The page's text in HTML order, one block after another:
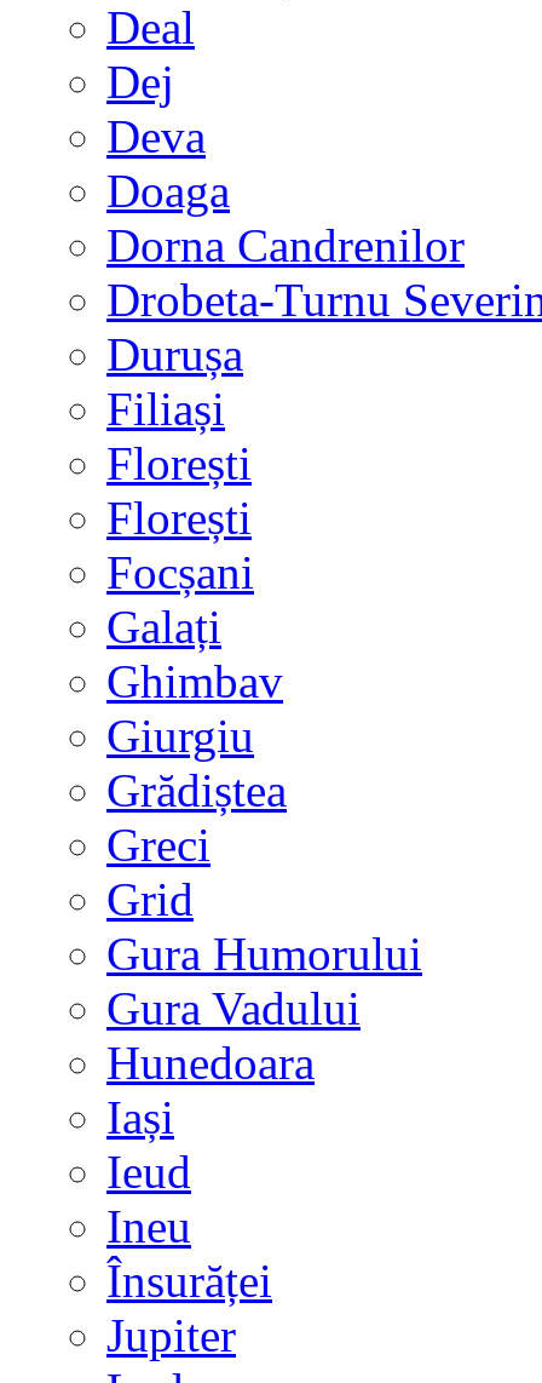
Deal
Dej
Deva
Doaga
Dorna Candrenilor
Drobeta-Turnu
Durușa
Filiași
Florești
Florești
Focșani
Galați
Ghimbav
Giurgiu
Grădiștea
Greci
Grid
Gura Humorului
Gura Vadului
Hunedoara
Iași
Ieud
Ineu
Însurăței
Jupiter